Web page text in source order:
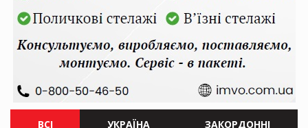
ВСІ УКРАЇНА ЗАКОРДОННІ